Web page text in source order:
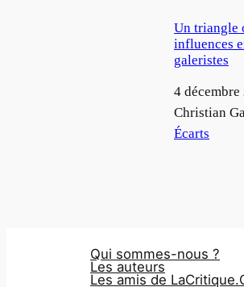
Un triangle
influences
galeristes
Date
4 décembre
Auteur
Christian
Par rapport à
Écarts
Qui sommes-nous ?
Les auteurs
Les amis de